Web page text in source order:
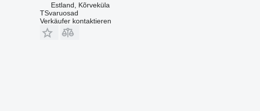
Estland, Kõrveküla
TSvaruosad
Verkäufer kontaktieren